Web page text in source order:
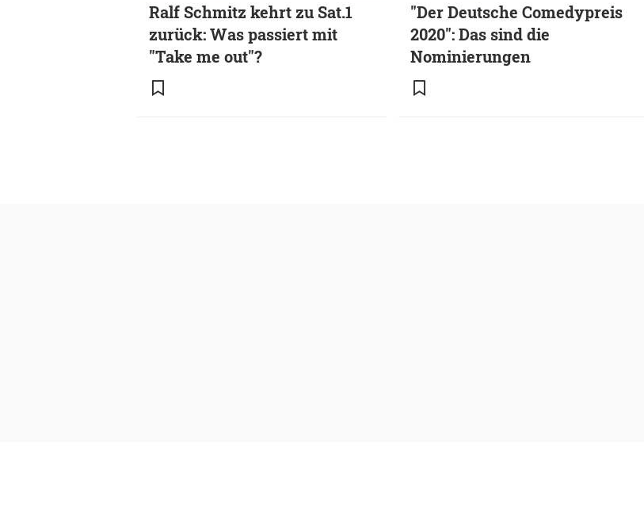
Ralf Schmitz kehrt zu Sat.1
zurück: Was passiert mit
"Take me out"?
"Der Deutsche Comedypreis
2020": Das sind die
Nominierungen